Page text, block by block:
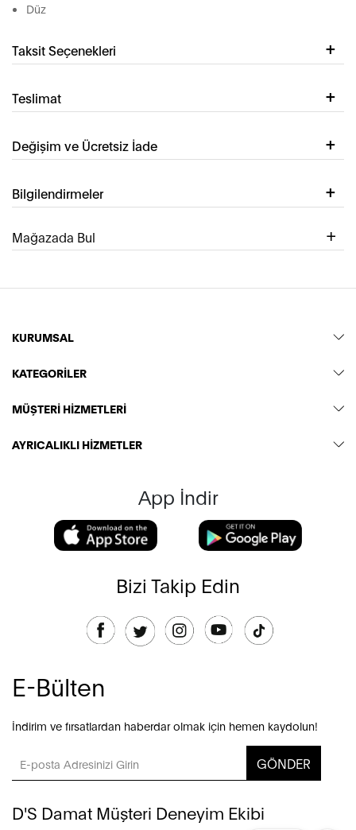
Düz
Taksit Seçenekleri
Teslimat
Değişim ve Ücretsiz İade
Bilgilendirmeler
Mağazada Bul
KURUMSAL
KATEGORİLER
MÜŞTERİ HİZMETLERİ
AYRICALIKLI HİZMETLER
App İndir
Bizi Takip Edin
E-Bülten
İndirim ve fırsatlardan haberdar olmak için hemen kaydolun!
GÖNDER
D'S Damat Müşteri Deneyim Ekibi